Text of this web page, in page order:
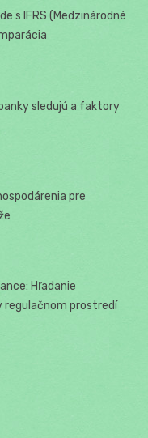
s IFRS (Medzinárodné
sledujú a faktory
pre
Hľadanie
regulačnom prostredí